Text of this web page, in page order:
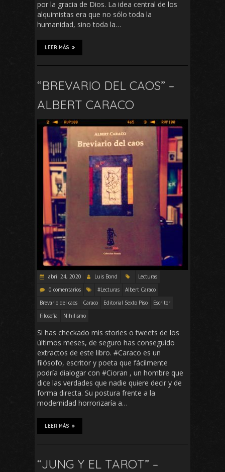
por la gracia de Dios. La idea central de los
alquimistas era que no sólo toda la
humanidad, sino toda la…
LEER MÁS
“BREVARIO DEL CAOS” –
ALBERT CARACO
abril 24, 2020 Luis Bond
Lecturas
0 comentarios
#Lecturas
Albert Caraco
Brevario del caos
Caraco Editorial Sexto Piso
Escritor
Filosofía
Nihilismo
Si has checkado mis stories o tweets de los
últimos meses, de seguro has conseguido
extractos de este libro. #Caraco es un
filósofo, escritor y poeta que fácilmente
podría dialogar con #Cioran , un hombre que
dice las verdades que nadie quiere decir y de
forma directa. Su postura frente a la
modernidad horrorizaría a…
LEER MÁS
“JUNG Y EL TAROT” –